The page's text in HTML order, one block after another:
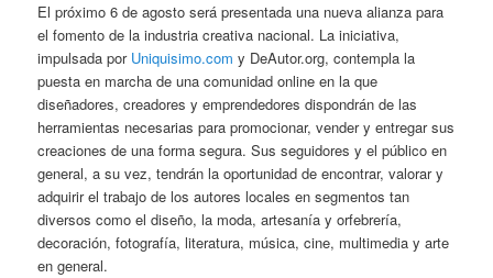
El próximo 6 de agosto será presentada una nueva alianza para
el fomento de la industria creativa nacional. La iniciativa,
impulsada por Uniquisimo.com y DeAutor.org, contempla la
puesta en marcha de una comunidad online en la que
diseñadores, creadores y emprendedores dispondrán de las
herramientas necesarias para promocionar, vender y entregar sus
creaciones de una forma segura. Sus seguidores y el público en
general, a su vez, tendrán la oportunidad de encontrar, valorar y
adquirir el trabajo de los autores locales en segmentos tan
diversos como el diseño, la moda, artesanía y orfebrería,
decoración, fotografía, literatura, música, cine, multimedia y arte
en general.